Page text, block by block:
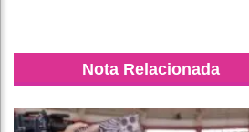
Nota Relacionada